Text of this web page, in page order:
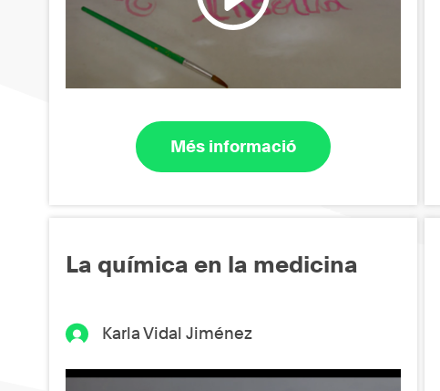
Més informació
La química en la medicina
Karla Vidal Jiménez